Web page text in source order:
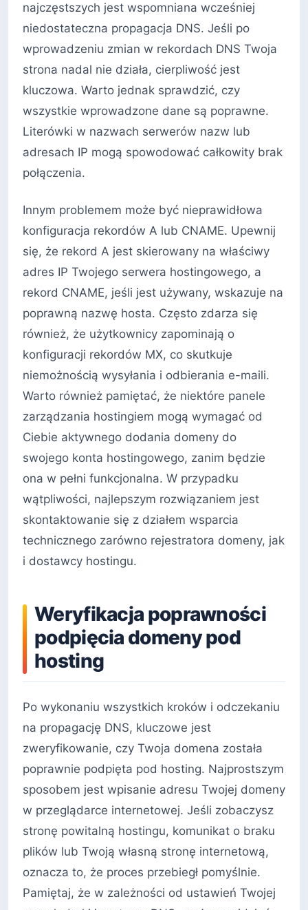
najczęstszych jest wspomniana wcześniej
niedostateczna propagacja DNS. Jeśli po
wprowadzeniu zmian w rekordach DNS Twoja
strona nadal nie działa, cierpliwość jest
kluczowa. Warto jednak sprawdzić, czy
wszystkie wprowadzone dane są poprawne.
Literówki w nazwach serwerów nazw lub
adresach IP mogą spowodować całkowity brak
połączenia.
Innym problemem może być nieprawidłowa
konfiguracja rekordów A lub CNAME. Upewnij
się, że rekord A jest skierowany na właściwy
adres IP Twojego serwera hostingowego, a
rekord CNAME, jeśli jest używany, wskazuje na
poprawną nazwę hosta. Często zdarza się
również, że użytkownicy zapominają o
konfiguracji rekordów MX, co skutkuje
niemożnością wysyłania i odbierania e-maili.
Warto również pamiętać, że niektóre panele
zarządzania hostingiem mogą wymagać od
Ciebie aktywnego dodania domeny do
swojego konta hostingowego, zanim będzie
ona w pełni funkcjonalna. W przypadku
wątpliwości, najlepszym rozwiązaniem jest
skontaktowanie się z działem wsparcia
technicznego zarówno rejestratora domeny, jak
i dostawcy hostingu.
Weryfikacja poprawności
podpięcia domeny pod
hosting
Po wykonaniu wszystkich kroków i odczekaniu
na propagację DNS, kluczowe jest
zweryfikowanie, czy Twoja domena została
poprawnie podpięta pod hosting. Najprostszym
sposobem jest wpisanie adresu Twojej domeny
w przeglądarce internetowej. Jeśli zobaczysz
stronę powitalną hostingu, komunikat o braku
plików lub Twoją własną stronę internetową,
oznacza to, że proces przebiegł pomyślnie.
Pamiętaj, że w zależności od ustawień Twojej